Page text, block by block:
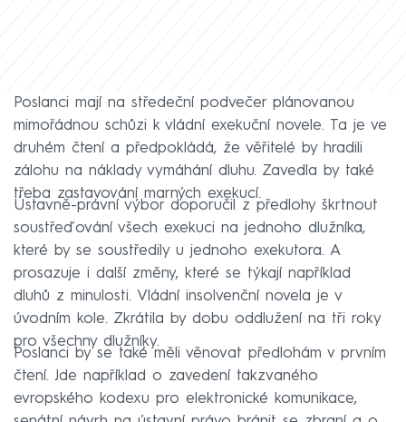
Poslanci mají na středeční podvečer plánovanou
mimořádnou schůzi k vládní exekuční novele. Ta je ve
druhém čtení a předpokládá, že věřitelé by hradili
zálohu na náklady vymáhání dluhu. Zavedla by také
třeba zastavování marných exekucí.
Ústavně-právní výbor doporučil z předlohy škrtnout
soustřeďování všech exekuci na jednoho dlužníka,
které by se soustředily u jednoho exekutora. A
prosazuje i další změny, které se týkají například
dluhů z minulosti. Vládní insolvenční novela je v
úvodním kole. Zkrátila by dobu oddlužení na tři roky
pro všechny dlužníky.
Poslanci by se také měli věnovat předlohám v prvním
čtení. Jde například o zavedení takzvaného
evropského kodexu pro elektronické komunikace,